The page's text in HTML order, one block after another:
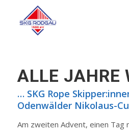
ALLE JAHRE
… SKG Rope
Odenwälder Nikolaus-
Am zweiten Advent, einen Tag